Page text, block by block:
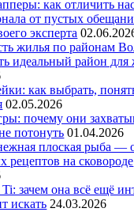
как отличить
от пустых
эксперта
жилья по районам
идеальный район для
как выбрать,
02.05.2026
почему они
потонуть 01.04.2026
плоская рыба —
рецептов на сковороде
зачем она всё ещё
искать 24.03.2026